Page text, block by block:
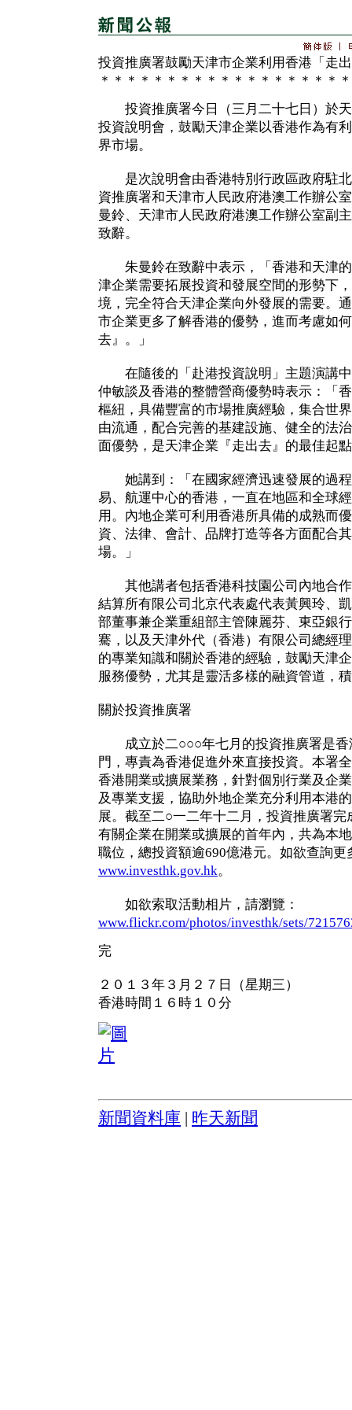
投資推廣署鼓勵天津市企業利用香港「走
＊＊＊＊＊＊＊＊＊＊＊＊＊＊＊＊＊＊
投資推廣署今日（三月二十七日）於天
投資說明會，鼓勵天津企業以香港作為有
界市場。
是次說明會由香港特別行政區政府駐北
資推廣署和天津市人民政府港澳工作辦公
曼鈴、天津市人民政府港澳工作辦公室副
致辭。
朱曼鈴在致辭中表示，「香港和天津的
津企業需要拓展投資和發展空間的形勢下
境，完全符合天津企業向外發展的需要。
市企業更多了解香港的優勢，進而考慮如
去』。」
在隨後的「赴港投資說明」主題演講中
仲敏談及香港的整體營商優勢時表示：「
樞紐，具備豐富的市場推廣經驗，集合世
由流通，配合完善的基建設施、健全的法
面優勢，是天津企業『走出去』的最佳起
她講到：「在國家經濟迅速發展的過程
易、航運中心的香港，一直在地區和全球
用。內地企業可利用香港所具備的成熟而
資、法律、會計、品牌打造等各方面配合
場。」
其他講者包括香港科技園公司內地合作
結算所有限公司北京代表處代表黃興玲、
部董事兼企業重組部主管陳麗芬、東亞銀
騫，以及天津外代（香港）有限公司總經
的專業知識和關於香港的經驗，鼓勵天津
服務優勢，尤其是靈活多樣的融資管道，
關於投資推廣署
成立於二○○○年七月的投資推廣署是香
門，專責為香港促進外來直接投資。本署
香港開業或擴展業務，針對個別行業及企
及專業支援，協助外地企業充分利用本港
展。截至二○一二年十二月，投資推廣署完
有關企業在開業或擴展的首年內，共為本
職位，總投資額逾690億港元。如欲查詢
www.investhk.gov.hk。
如欲索取活動相片，請瀏覽：
www.flickr.com/photos/investhk/sets/
完
２０１３年３月２７日（星期三）
香港時間１６時１０分
新聞資料庫 昨天新聞